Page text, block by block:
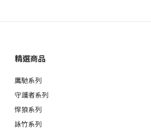
精選商品
鷹馳系列
守護者系列
悍狼系列
詠竹系列